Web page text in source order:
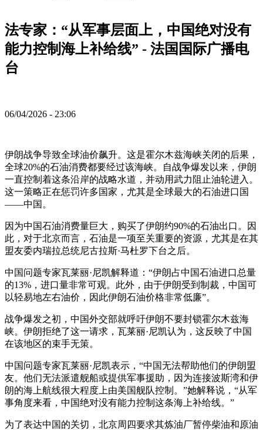
法专家：“从军事层面上，中国绝对没有
能力控制海上补给线” - 法国国际广播电
台
06/04/2026 - 23:06
伊朗战争导致全球油价飙升。这是霍尔木兹海峡关闭的后果，
全球20%的石油消费都要经过该海峡。自战争爆发以来，伊朗
一直控制着这条沿岸的战略水道，并动用武力阻止油轮进入。
这一策略正在惩罚许多国家，尤其是全球最大的石油进口国
——中国。
因为中国石油消费量巨大，购买了伊朗约90%的石油出口。因
此，对于北京而言，石油是一项至关重要的资源，尤其是在其
盟友委内瑞拉总统尼古拉斯·马杜罗下台之后。
中国问题专家瓦莱丽·尼凯解释道：“伊朗占中国石油进口总量
的13%，进口量非常可观。此外，由于伊朗受到制裁，中国可
以轻易地左右油价，因此伊朗石油价格非常低廉”。
战争爆发之初，中国外交部就呼吁伊朗不要封锁霍尔木兹海
峡。伊朗拒绝了这一请求，瓦莱丽·尼凯认为，这反映了中国
在该地区的束手无策。
中国问题专家瓦莱丽·尼凯表示，“中国无法帮助他们的伊朗盟
友。他们无法派遣舰船或提供军事援助，因为连接波斯湾和伊
朗的海上航线很大程度上由美国舰队控制。”她解释说，“从军
事角度来看，中国绝对没有能力控制这条海上补给线。”
为了表达中国的关切，北京周四要求其炼油厂暂停柴油和原油